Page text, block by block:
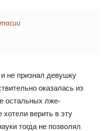
не признал девушку
оказалась из
остальных лже-
верить в эту
тогда не позволял